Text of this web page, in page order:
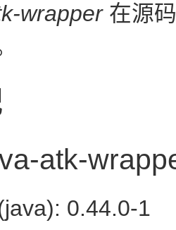
wrapper在源
atk-
0.44.0-1